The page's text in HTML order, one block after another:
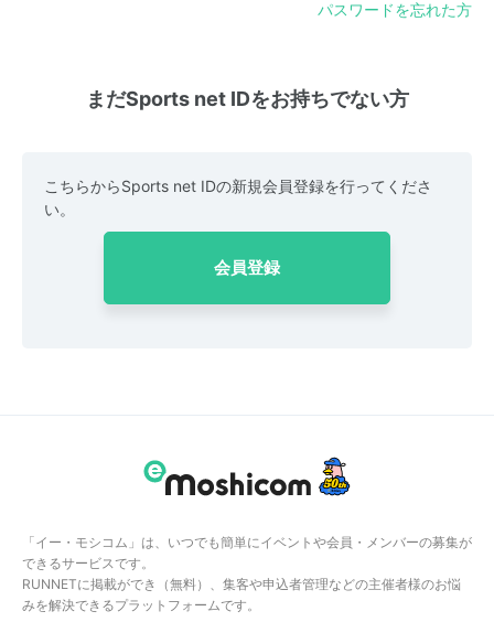
パスワードを忘れた方
まだSports net IDをお持ちでない方
こちらからSports net IDの新規会員登録を行ってくださ
い。
会員登録
「イー・モシコム」は、いつでも簡単にイベントや会員・メンバーの募集が
できるサービスです。
RUNNETに掲載ができ（無料）、集客や申込者管理などの主催者様のお悩
みを解決できるプラットフォームです。